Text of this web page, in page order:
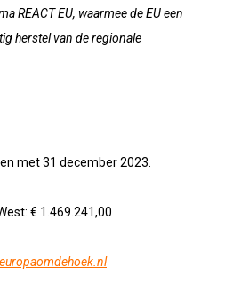
REACT EU, waarmee de EU een
herstel van de regionale
met 31 december 2023.
€ 1.469.241,00